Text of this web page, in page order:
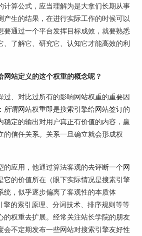
计算公式，应当理解为是大拿们长期从事
产生的结果，在进行实际工作的时候可以
要通过一个平台发挥目标成效，就要熟悉
、了解它、研究它、认知它才能高效的利
网站定义的这个权重的概念呢？
过、对比过所有的影响网站权重的重要因
所谓网站权重即是搜索引擎给网站签订的
稳定的输出对用户真正有价值的内容，赢
的信任关系。关系一旦确立就会形成权
的应用，他通过算法客观的去评断一个网
它的价值所在（眼下实际情况是搜素引擎
统，似乎逐步偏离了客观性的本质体
擎的索引原理、分词技术、排序规则等等
的权重去扩展。经常关注站长学院的朋友
会不定期发布一些网站对搜索引擎友好性